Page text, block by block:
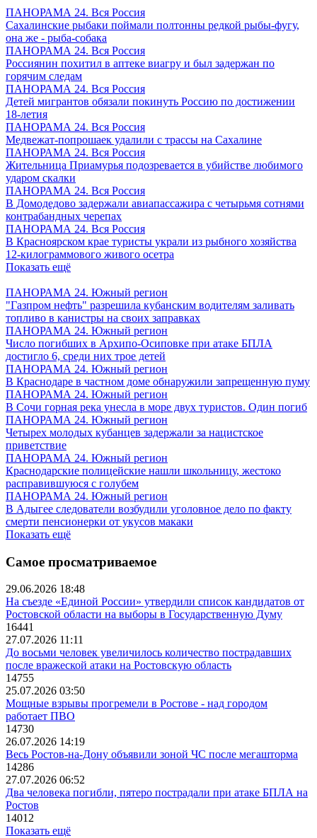
ПАНОРАМА 24. Вся Россия
Сахалинские рыбаки поймали полтонны редкой рыбы-фугу,
она же - рыба-собака
ПАНОРАМА 24. Вся Россия
Россиянин похитил в аптеке виагру и был задержан по
горячим следам
ПАНОРАМА 24. Вся Россия
Детей мигрантов обязали покинуть Россию по достижении
18-летия
ПАНОРАМА 24. Вся Россия
Медвежат-попрошаек удалили с трассы на Сахалине
ПАНОРАМА 24. Вся Россия
Жительница Приамурья подозревается в убийстве любимого
ударом скалки
ПАНОРАМА 24. Вся Россия
В Домодедово задержали авиапассажира с четырьмя сотнями
контрабандных черепах
ПАНОРАМА 24. Вся Россия
В Красноярском крае туристы украли из рыбного хозяйства
12-килограммового живого осетра
Показать ещё
ПАНОРАМА 24. Южный регион
"Газпром нефть" разрешила кубанским водителям заливать
топливо в канистры на своих заправках
ПАНОРАМА 24. Южный регион
Число погибших в Архипо-Осиповке при атаке БПЛА
достигло 6, среди них трое детей
ПАНОРАМА 24. Южный регион
В Краснодаре в частном доме обнаружили запрещенную пуму
ПАНОРАМА 24. Южный регион
В Сочи горная река унесла в море двух туристов. Один погиб
ПАНОРАМА 24. Южный регион
Четырех молодых кубанцев задержали за нацистское
приветствие
ПАНОРАМА 24. Южный регион
Краснодарские полицейские нашли школьницу, жестоко
расправившуюся с голубем
ПАНОРАМА 24. Южный регион
В Адыгее следователи возбудили уголовное дело по факту
смерти пенсионерки от укусов макаки
Показать ещё
Самое просматриваемое
29.06.2026 18:48
На съезде «Единой России» утвердили список кандидатов от
Ростовской области на выборы в Государственную Думу
16441
27.07.2026 11:11
До восьми человек увеличилось количество пострадавших
после вражеской атаки на Ростовскую область
14755
25.07.2026 03:50
Мощные взрывы прогремели в Ростове - над городом
работает ПВО
14730
26.07.2026 14:19
Весь Ростов-на-Дону объявили зоной ЧС после мегашторма
14286
27.07.2026 06:52
Два человека погибли, пятеро пострадали при атаке БПЛА на
Ростов
14012
Показать ещё